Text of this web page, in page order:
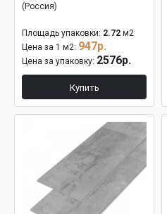
(Россия)
Площадь упаковки: 2.72 м2
Цена за 1 м2: 947р.
Цена за упаковку: 2576р.
Купить